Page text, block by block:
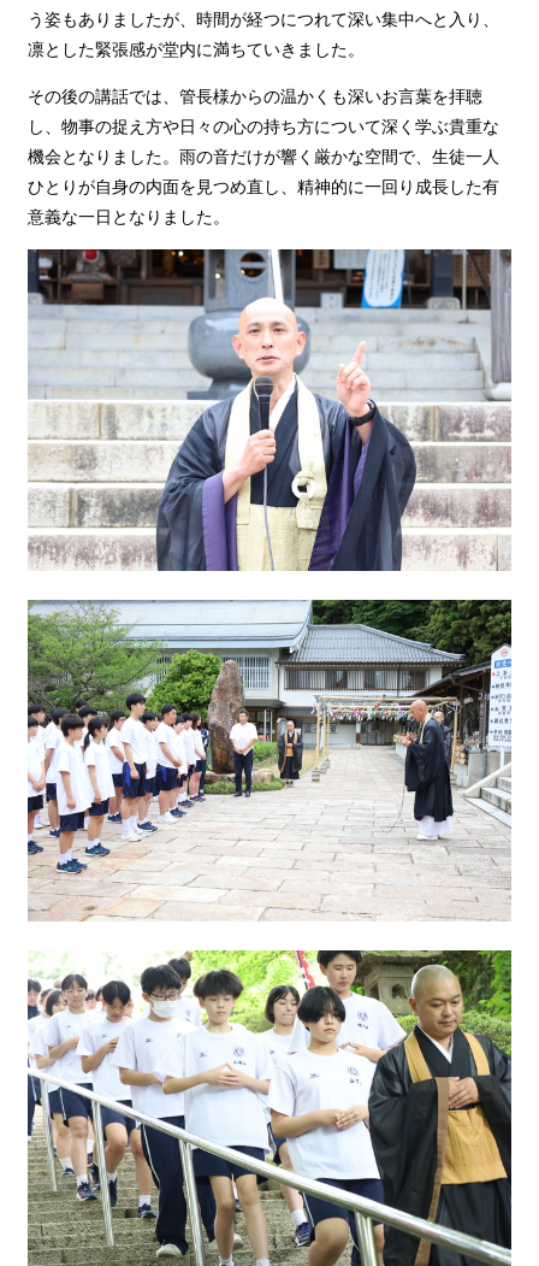
う姿もありましたが、時間が経つにつれて深い集中へと入り、
凛とした緊張感が堂内に満ちていきました。
その後の講話では、管長様からの温かくも深いお言葉を拝聴
し、物事の捉え方や日々の心の持ち方について深く学ぶ貴重な
機会となりました。雨の音だけが響く厳かな空間で、生徒一人
ひとりが自身の内面を見つめ直し、精神的に一回り成長した有
意義な一日となりました。